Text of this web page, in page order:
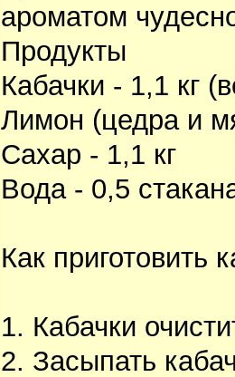
ароматом
Продукты
Кабачки - 1,1 кг
Лимон (цедра и
Сахар - 1,1 кг
Вода - 0,5
Как приготовить
1. Кабачки
2. Засыпать